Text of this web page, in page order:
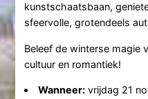
kunstschaatsbaan,
sfeervolle, grotendeels
Beleef de winterse magie
cultuur en romantiek!
Wanneer: vrijdag 21